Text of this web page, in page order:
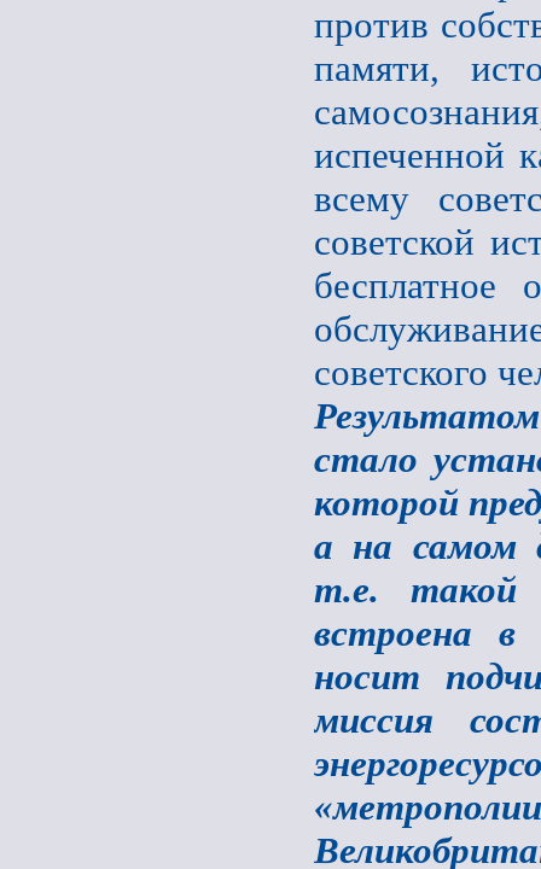
против
памяти,
испеченной
всему
советской
бесплатное
советского
стало
которой
а на самом
т.е. такой
встроена в
носит
миссия